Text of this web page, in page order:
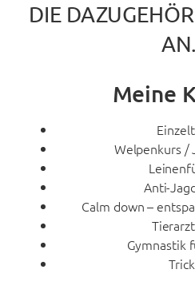
DIE
AN.
Meine
Welpenkurs /
Anti-
Calm down –
Gymnastik